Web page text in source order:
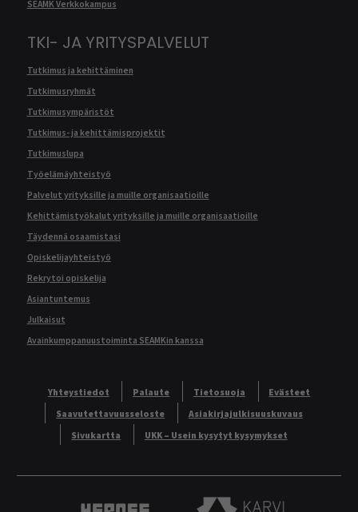
SEAMK Verkkokampus
TKI- JA YRITYSPALVELUT
Tutkimus ja kehittäminen
Tutkimusryhmät
Tutkimusympäristöt
Tutkimus- ja kehittämisprojektit
Tutkimuslupa
Työelämäyhteistyö
Palvelut yrityksille ja muille organisaatioille
Kehittämistyökalut yrityksille ja muille organisaatioille
Täydennä osaamistasi
Opiskelijayhteistyö
Rekrytoi opiskelija
Asiantuntemus
Julkaisut
Avainkumppanuustoiminta SEAMKin kanssa
Yhteystiedot Palaute Tietosuoja
Evästeet
Saavutettavuusseloste
Asiakirjajulkisuuskuvaus
Sivukartta
UKK – Usein kysytyt kysymykset